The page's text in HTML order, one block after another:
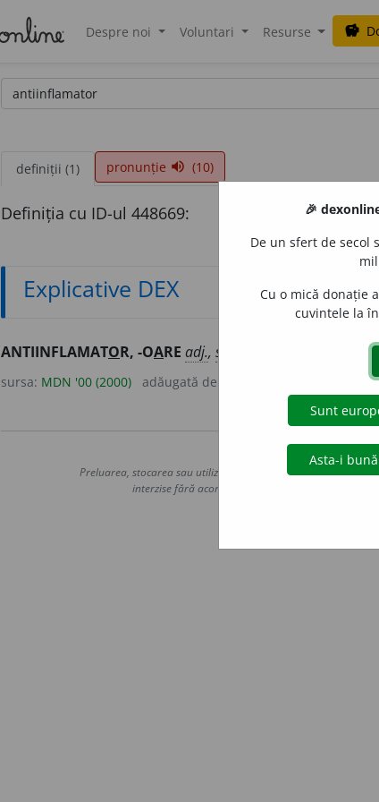
Despre noi Voluntari Resurse savings
definiții (1) pronunție volume_up (10)
Definiția cu ID-ul 448669:
Explicative DEX
ANTIINFLAMATOR, -OARE adj., s. n. (medicament)
sursa: MDN '00 (2000) adăugată de
Copyright © 2004-
Preluarea, stocarea sau utilizarea datelor de pe acest site,
interzise fără acordul nostru prealabil scris, cu
🎉
De un sfert de secol
Cu o mică donație
cuvintele la